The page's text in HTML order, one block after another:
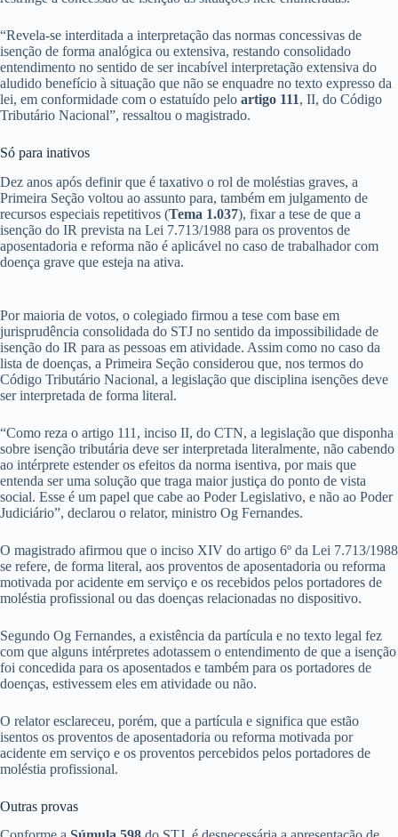
“Revela-se interditada a interpretação das normas concessivas de
isenção de forma analógica ou extensiva, restando consolidado
entendimento no sentido de ser incabível interpretação extensiva do
aludido benefício à situação que não se enquadre no texto expresso da
lei, em conformidade com o estatuído pelo artigo 111, II, do Código
Tributário Nacional”, ressaltou o magistrado.
Só para ina​​​tivos
Dez anos após definir que é taxativo o rol de moléstias graves, a
Primeira Seção voltou ao assunto para, também em julgamento de
recursos especiais repetitivos (Tema 1.037), fixar a tese de que a
isenção do IR prevista na Lei 7.713/1988 para os proventos de
aposentadoria e reforma não é aplicável no caso de trabalhador com
doença grave que esteja na ativa.
Por maioria de votos, o colegiado firmou a tese com base em
jurisprudência consolidada do STJ no sentido da impossibilidade de
isenção do IR para as pessoas em atividade. Assim como no caso da
lista de doenças, a Primeira Seção considerou que, nos termos do
Código Tributário Nacional, a legislação que disciplina isenções deve
ser interpretada de forma literal.
“Como reza o artigo 111, inciso II, do CTN, a legislação que disponha
sobre isenção tributária deve ser interpretada literalmente, não cabendo
ao intérprete estender os efeitos da norma isentiva, por mais que
entenda ser uma solução que traga maior justiça do ponto de vista
social. Esse é um papel que cabe ao Poder Legislativo, e não ao Poder
Judiciário”, declarou o relator, ministro Og Fernandes.
O magistrado afirmou que o inciso XIV do artigo 6º da Lei 7.713/1988
se refere, de forma literal, aos proventos de aposentadoria ou reforma
motivada por acidente em serviço e os recebidos pelos portadores de
moléstia profissional ou das doenças relacionadas no dispositivo.
Segundo Og Fernandes, a existência da partícula e no texto legal fez
com que alguns intérpretes adotassem o entendimento de que a isenção
foi concedida para os aposentados e também para os portadores de
doenças, estivessem eles em atividade ou não.
O relator esclareceu, porém, que a partícula e significa que estão
isentos os proventos de aposentadoria ou reforma motivada por
acidente em serviço e os proventos percebidos pelos portadores de
moléstia profissional.
Outras pro​​​vas